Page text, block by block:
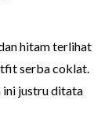
hitam terlihat
serba coklat.
ini justru ditata